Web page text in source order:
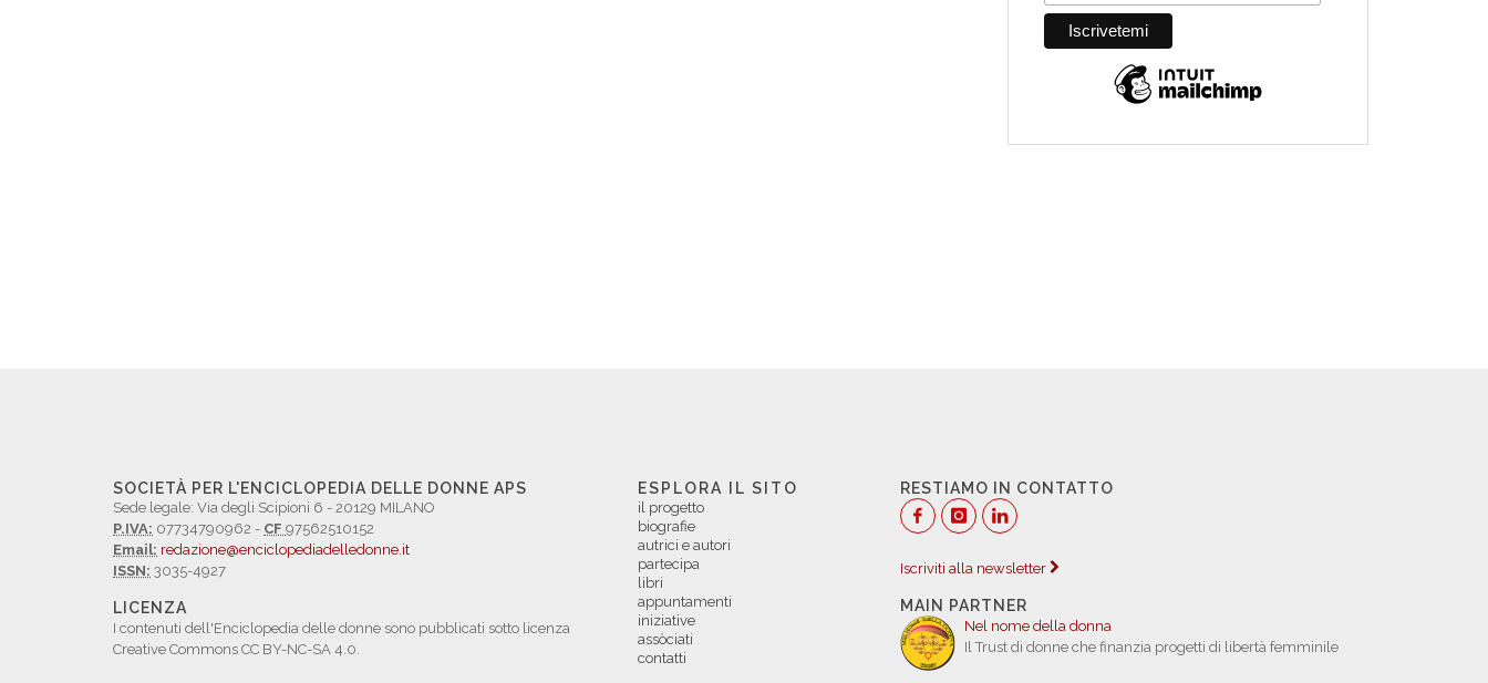
SOCIETÀ PER L'ENCICLOPEDIA DELLE DONNE APS
Sede legale: Via degli Scipioni 6 - 20129 MILANO
P.IVA: 07734790962 - CF 97562510152
Email: redazione@enciclopediadelledonne.it
ISSN: 3035-4927
LICENZA
I contenuti dell'Enciclopedia delle donne sono pubblicati sotto licenza
Creative Commons CC BY-NC-SA 4.0.
ESPLORA IL SITO
il progetto
biografie
autrici e autori
partecipa
libri
appuntamenti
iniziative
assòciati
contatti
RESTIAMO IN CONTATTO
Iscriviti alla newsletter
MAIN PARTNER
Nel nome della donna
Il Trust di donne che finanzia progetti di libertà femminile